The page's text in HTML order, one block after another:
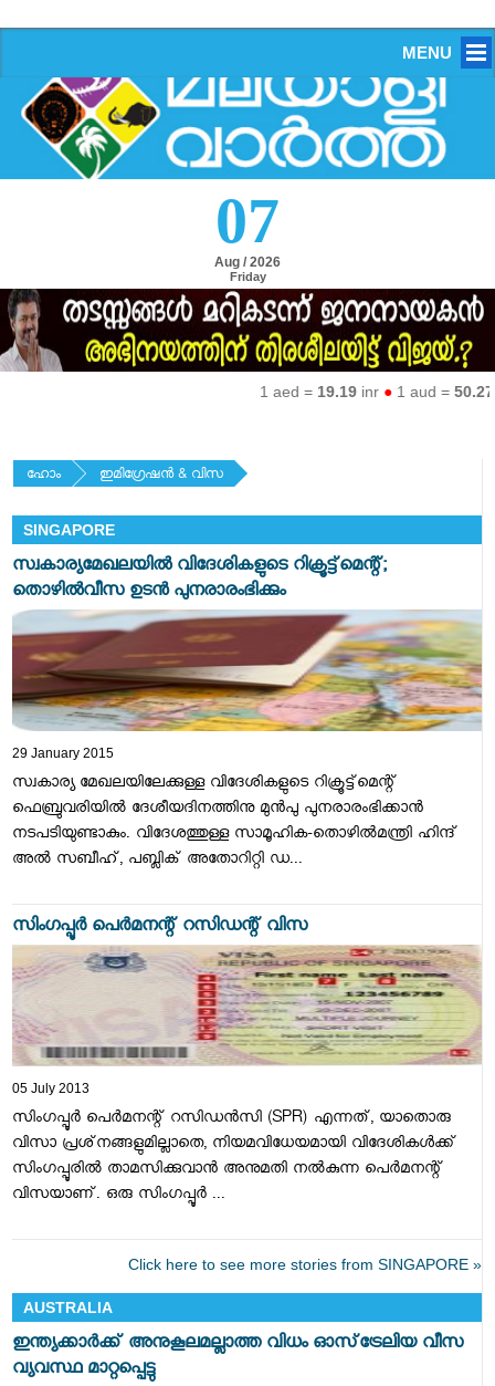
MENU
07
Aug / 2026
Friday
1 aed =19.19 inr●1 aud =50.27 inr●1
ഹോം ഇമിഗ്രേഷന്‍ & വിസ
SINGAPORE
സ്വകാര്യമേഖലയില്‍ വിദേശികളുടെ റിക്രൂട്ട്‌മെന്റ്;
തൊഴില്‍വീസ ഉടന്‍ പുനരാരംഭിക്കും
29 January 2015
സ്വകാര്യ മേഖലയിലേക്കുള്ള വിദേശികളുടെ റിക്രൂട്ട്‌മെന്റ്
ഫെബ്രുവരിയില്‍ ദേശീയദിനത്തിനു മുന്‍പു പുനരാരംഭിക്കാന്‍
നടപടിയുണ്ടാകും. വിദേശത്തുള്ള സാമൂഹിക-തൊഴില്‍മന്ത്രി ഹിന്ദ്
അല്‍ സബീഹ്, പബ്ലിക് അതോറിറ്റി ഡ...
സിംഗപ്പൂര്‍ പെര്‍മനന്റ്‌ റസിഡന്റ്‌ വിസ
05 July 2013
സിംഗപ്പൂര്‍ പെര്‍മനന്റ്‌ റസിഡന്‍സി (SPR) എന്നത്‌, യാതൊരു
വിസാ പ്രശ്‌നങ്ങളുമില്ലാതെ, നിയമവിധേയമായി വിദേശികള്‍ക്ക്‌
സിംഗപ്പൂരില്‍ താമസിക്കുവാന്‍ അനുമതി നല്‍കുന്ന പെര്‍മനന്റ്‌
വിസയാണ്‌. ഒരു സിംഗപ്പൂര്‍ ...
Click here to see more stories from SINGAPORE »
AUSTRALIA
ഇന്ത്യക്കാര്‍ക്ക് അനുകൂലമല്ലാത്ത വിധം ഓസ്‌ട്രേലിയ വീസ
വ്യവസ്ഥ മാറ്റപ്പെട്ടു